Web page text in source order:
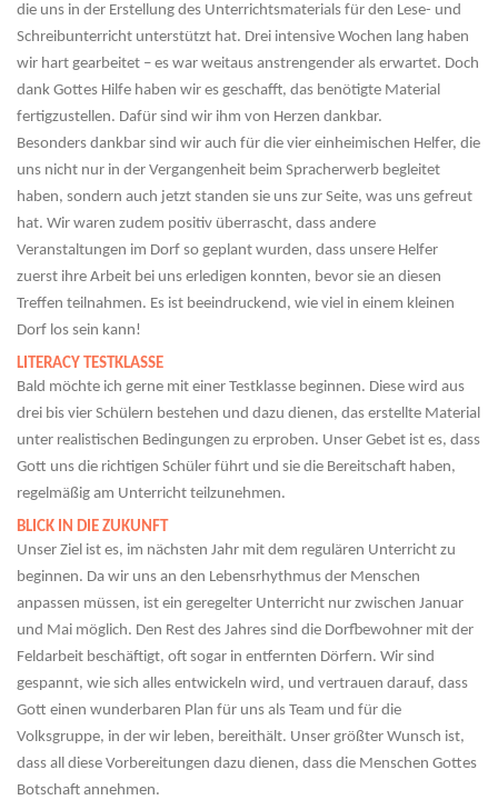
die uns in der Erstellung des Unterrichtsmaterials für den Lese- und
Schreibunterricht unterstützt hat. Drei intensive Wochen lang haben
wir hart gearbeitet – es war weitaus anstrengender als erwartet. Doch
dank Gottes Hilfe haben wir es geschafft, das benötigte Material
fertigzustellen. Dafür sind wir ihm von Herzen dankbar.
Besonders dankbar sind wir auch für die vier einheimischen Helfer, die
uns nicht nur in der Vergangenheit beim Spracherwerb begleitet
haben, sondern auch jetzt standen sie uns zur Seite, was uns gefreut
hat. Wir waren zudem positiv überrascht, dass andere
Veranstaltungen im Dorf so geplant wurden, dass unsere Helfer
zuerst ihre Arbeit bei uns erledigen konnten, bevor sie an diesen
Treffen teilnahmen. Es ist beeindruckend, wie viel in einem kleinen
Dorf los sein kann!
LITERACY TESTKLASSE
Bald möchte ich gerne mit einer Testklasse beginnen. Diese wird aus
drei bis vier Schülern bestehen und dazu dienen, das erstellte Material
unter realistischen Bedingungen zu erproben. Unser Gebet ist es, dass
Gott uns die richtigen Schüler führt und sie die Bereitschaft haben,
regelmäßig am Unterricht teilzunehmen.
BLICK IN DIE ZUKUNFT
Unser Ziel ist es, im nächsten Jahr mit dem regulären Unterricht zu
beginnen. Da wir uns an den Lebensrhythmus der Menschen
anpassen müssen, ist ein geregelter Unterricht nur zwischen Januar
und Mai möglich. Den Rest des Jahres sind die Dorfbewohner mit der
Feldarbeit beschäftigt, oft sogar in entfernten Dörfern. Wir sind
gespannt, wie sich alles entwickeln wird, und vertrauen darauf, dass
Gott einen wunderbaren Plan für uns als Team und für die
Volksgruppe, in der wir leben, bereithält. Unser größter Wunsch ist,
dass all diese Vorbereitungen dazu dienen, dass die Menschen Gottes
Botschaft annehmen.